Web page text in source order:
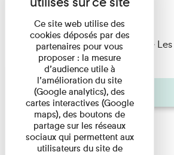
Lecture
Marie Cosnay — Toi et ton frère
l'Imprimerie n°10 À ...
Pages
Ce site web utilise des
cookies déposés par des
partenaires pour vous
proposer : la mesure
d’audience utile à
l’amélioration du site
(Google analytics), des
cartes interactives (Google
maps), des boutons de
partage sur les réseaux
sociaux qui permettent aux
utilisateurs du site de